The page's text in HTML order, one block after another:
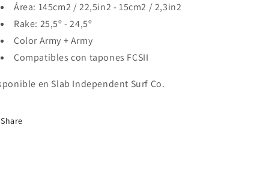
Área: 145cm2 / 22,5in2 - 15cm2 / 2,3in2
Rake: 25,5º - 24,5º
Color Army + Army
Compatibles con tapones FCSII
en Slab Independent Surf Co.
Share